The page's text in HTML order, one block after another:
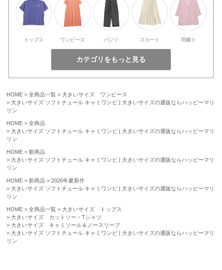
トップス ワンピース パンツ スカート 羽織り
HOME 全商品一覧
大きいサイズ ワンピース
大きいサイズ ソフトチュール キャミワンピ | 大きいサイズの通販ならハッピーマリ
リン
HOME
全商品
大きいサイズ ソフトチュール キャミワンピ | 大きいサイズの通販ならハッピーマリ
リン
HOME
新商品
大きいサイズ ソフトチュール キャミワンピ | 大きいサイズの通販ならハッピーマリ
リン
HOME 新商品
2026年夏新作
大きいサイズ ソフトチュール キャミワンピ | 大きいサイズの通販ならハッピーマリ
リン
HOME 全商品一覧
大きいサイズ トップス
大きいサイズ カットソー・Tシャツ
大きいサイズ キャミソール＆ノースリーブ
大きいサイズ ソフトチュール キャミワンピ | 大きいサイズの通販ならハッピーマリ
リン